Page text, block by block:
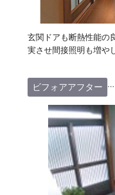
玄関ドアも断熱性能の
実させ間接照明も増や
ビフォアアフター